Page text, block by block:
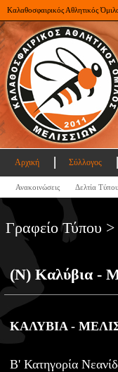
Καλαθοσφαιρικός Αθλητικός
Αρχική Σύλλογος
Ανακοινώσεις Δελτία Τύπου
Γραφείο Τύπου >
(Ν) Καλύβια -
ΚΑΛΥΒΙΑ -
Β' Κατηγορία